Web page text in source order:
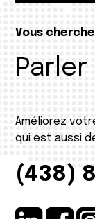
Vous
Améliorez
qui est aussi
(438)